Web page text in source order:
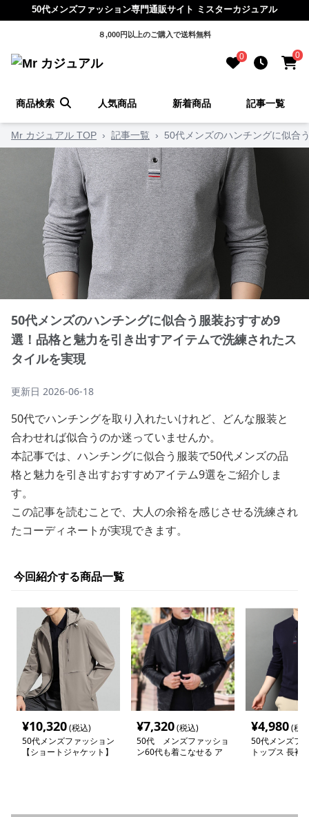
50代メンズファッション専門通販サイト ミスターカジュアル
８,000円以上のご購入で送料無料
0 0
商品検索 人気商品 新着商品 記事一覧
Mr カジュアル TOP › 記事一覧 › 50代メンズのハンチングに似合
50代メンズのハンチングに似合う服装おすすめ9
選！品格と魅力を引き出すアイテムで洗練されたス
タイルを実現
更新日 2026-06-18
50代でハンチングを取り入れたいけれど、どんな服装と
合わせれば似合うのか迷っていませんか。
本記事では、ハンチングに似合う服装で50代メンズの品
格と魅力を引き出すおすすめアイテム9選をご紹介しま
す。
この記事を読むことで、大人の余裕を感じさせる洗練され
たコーディネートが実現できます。
今回紹介する商品一覧
¥10,320(税込)
50代メンズファッション
【ショートジャケット】
¥7,320(税込)
50代 メンズファッショ
ン60代も着こなせる ア
¥4,980(税
50代メンズフ
トップス 長袖